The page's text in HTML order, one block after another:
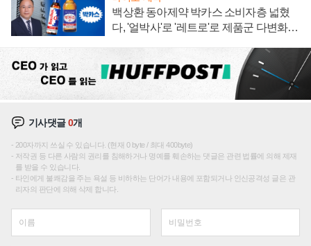
백상환 동아제약 박카스 소비자층 넓혔
다, '얼박사'로 '레트로'로 제품군 다변화
기사댓글0개
200자까지 쓰실 수 있습니다. (현재 0 byte / 최대 400byte)
저작권 등 다른 사람의 권리를 침해하거나 명예를 훼손하는 댓글은 관련 법률에 의해 제재
를 받을 수 있습니다.
타인에게 불쾌감을 주는 욕설 등 비하하는 단어가 내용에 포함되거나 인신공격성 글은 관
리자의 판단에 의해 삭제 합니다.